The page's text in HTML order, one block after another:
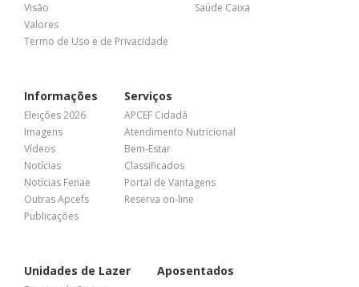
Visão
Valores
Termo de Uso e de Privacidade
Saúde Caixa
Informações
Eleições 2026
Imagens
Vídeos
Notícias
Notícias Fenae
Outras Apcefs
Publicações
Serviços
APCEF Cidadã
Atendimento Nutricional
Bem-Estar
Classificados
Portal de Vantagens
Reserva on-line
Unidades de Lazer Aposentados